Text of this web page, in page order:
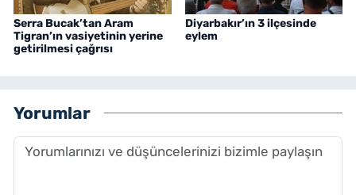
Serra Bucak’tan Aram
Tigran’ın vasiyetinin yerine
getirilmesi çağrısı
Diyarbakır’ın 3 ilçesinde
eylem
Yorumlar